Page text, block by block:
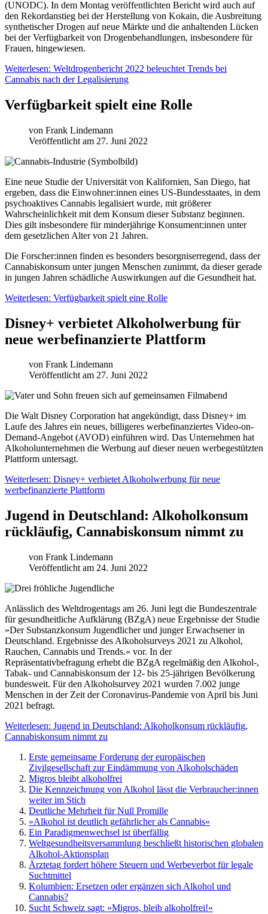
(UNODC). In dem Montag veröffentlichten Bericht wird auch auf
den Rekordanstieg bei der Herstellung von Kokain, die Ausbreitung
synthetischer Drogen auf neue Märkte und die anhaltenden Lücken
bei der Verfügbarkeit von Drogenbehandlungen, insbesondere für
Frauen, hingewiesen.
Weiterlesen: Weltdrogenbericht 2022 beleuchtet Trends bei
Cannabis nach der Legalisierung
Verfügbarkeit spielt eine Rolle
von Frank Lindemann
Veröffentlicht am 27. Juni 2022
Eine neue Studie der Universität von Kalifornien, San Diego, hat
ergeben, dass die Einwohner:innen eines US-Bundesstaates, in dem
psychoaktives Cannabis legalisiert wurde, mit größerer
Wahrscheinlichkeit mit dem Konsum dieser Substanz beginnen.
Dies gilt insbesondere für minderjährige Konsument:innen unter
dem gesetzlichen Alter von 21 Jahren.
Die Forscher:innen finden es besonders besorgniserregend, dass der
Cannabiskonsum unter jungen Menschen zunimmt, da dieser gerade
in jungen Jahren schädliche Auswirkungen auf die Gesundheit hat.
Weiterlesen: Verfügbarkeit spielt eine Rolle
Disney+ verbietet Alkoholwerbung für
neue werbefinanzierte Plattform
von Frank Lindemann
Veröffentlicht am 27. Juni 2022
Die Walt Disney Corporation hat angekündigt, dass Disney+ im
Laufe des Jahres ein neues, billigeres werbefinanziertes Video-on-
Demand-Angebot (AVOD) einführen wird. Das Unternehmen hat
Alkoholunternehmen die Werbung auf dieser neuen werbegestützten
Plattform untersagt.
Weiterlesen: Disney+ verbietet Alkoholwerbung für neue
werbefinanzierte Plattform
Jugend in Deutschland: Alkoholkonsum
rückläufig, Cannabiskonsum nimmt zu
von Frank Lindemann
Veröffentlicht am 24. Juni 2022
Anlässlich des Weltdrogentags am 26. Juni legt die Bundeszentrale
für gesundheitliche Aufklärung (BZgA) neue Ergebnisse der Studie
»Der Substanzkonsum Jugendlicher und junger Erwachsener in
Deutschland. Ergebnisse des Alkoholsurveys 2021 zu Alkohol,
Rauchen, Cannabis und Trends.« vor. In der
Repräsentativbefragung erhebt die BZgA regelmäßig den Alkohol-,
Tabak- und Cannabiskonsum der 12- bis 25-jährigen Bevölkerung
bundesweit. Für den Alkoholsurvey 2021 wurden 7.002 junge
Menschen in der Zeit der Coronavirus-Pandemie von April bis Juni
2021 befragt.
Weiterlesen: Jugend in Deutschland: Alkoholkonsum rückläufig,
Cannabiskonsum nimmt zu
Erste gemeinsame Forderung der europäischen
Zivilgesellschaft zur Eindämmung von Alkoholschäden
Migros bleibt alkoholfrei
Die Kennzeichnung von Alkohol lässt die Verbraucher:innen
weiter im Stich
Deutliche Mehrheit für Null Promille
»Alkohol ist deutlich gefährlicher als Cannabis«
Ein Paradigmenwechsel ist überfällig
Welt­gesundheits­versammlung beschließt historischen globalen
Alkohol-Aktionsplan
Ärztetag fordert höhere Steuern und Werbeverbot für legale
Suchtmittel
Kolumbien: Ersetzen oder ergänzen sich Alkohol und
Cannabis?
Sucht Schweiz sagt: »Migros, bleib alkoholfrei!«